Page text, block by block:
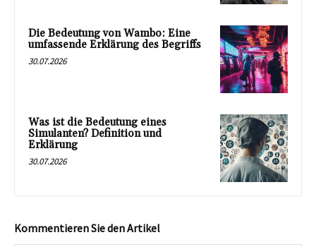
Die Bedeutung von Wambo: Eine
umfassende Erklärung des Begriffs
30.07.2026
Was ist die Bedeutung eines
Simulanten? Definition und
Erklärung
30.07.2026
Kommentieren Sie den Artikel